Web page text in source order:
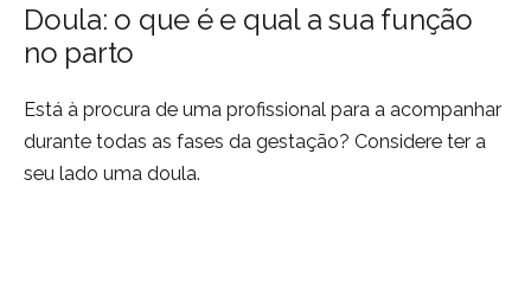
Doula: o que é e qual a sua função
no parto
Está à procura de uma profissional para a acompanhar
durante todas as fases da gestação? Considere ter a
seu lado uma doula.